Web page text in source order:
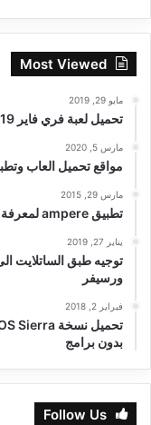
Most Viewed
مايو 29, 2019
تحميل لعبة فري فاير Free Fire 2019 للاندرويد والكمبيوتر مجانا
مارس 5, 2020
مواقع تحميل العاب
مارس 29, 2015
تطبيق ampere لمعرفة حالة البطارية و سرعة الشحن
يناير 27, 2019
توجيه طبق الساتلايت
ورسيفر
فبراير 2, 2018
بدون برامج
Follow Us